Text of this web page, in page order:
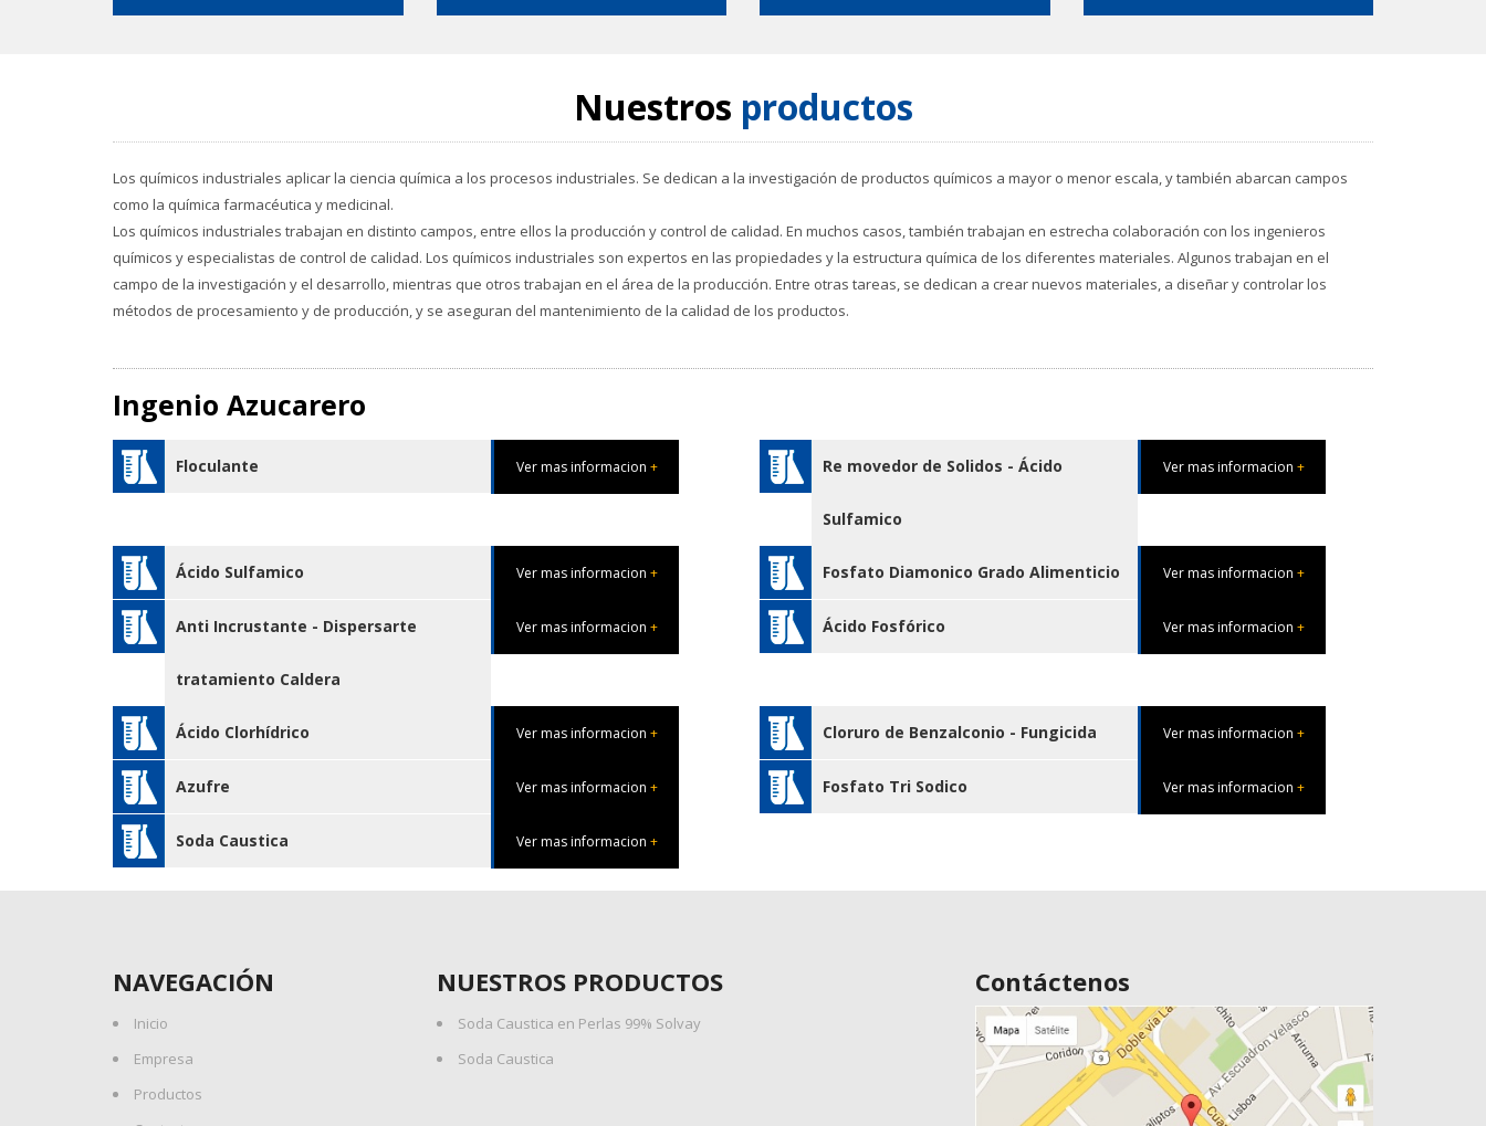
Nuestros productos
Los químicos industriales aplicar la ciencia química a los procesos industriales. Se dedican a la investigación de productos químicos a mayor o menor escala, y también abarcan campos
como la química farmacéutica y medicinal.
Los químicos industriales trabajan en distinto campos, entre ellos la producción y control de calidad. En muchos casos, también trabajan en estrecha colaboración con los ingenieros
químicos y especialistas de control de calidad. Los químicos industriales son expertos en las propiedades y la estructura química de los diferentes materiales. Algunos trabajan en el
campo de la investigación y el desarrollo, mientras que otros trabajan en el área de la producción. Entre otras tareas, se dedican a crear nuevos materiales, a diseñar y controlar los
métodos de procesamiento y de producción, y se aseguran del mantenimiento de la calidad de los productos.
Ingenio Azucarero
Floculante Ver mas informacion + Re movedor de Solidos - Ácido
Sulfamico
Ver mas informacion +
Ácido Sulfamico Ver mas informacion + Fosfato Diamonico Grado Alimenticio Ver mas informacion +
Anti Incrustante - Dispersarte
tratamiento Caldera
Ver mas informacion + Ácido Fosfórico Ver mas informacion +
Ácido Clorhídrico Ver mas informacion + Cloruro de Benzalconio - Fungicida Ver mas informacion +
Azufre Ver mas informacion + Fosfato Tri Sodico Ver mas informacion +
Soda Caustica Ver mas informacion +
NAVEGACIÓN
Inicio
Empresa
Productos
NUESTROS PRODUCTOS
Soda Caustica en Perlas 99% Solvay
Soda Caustica
Contáctenos